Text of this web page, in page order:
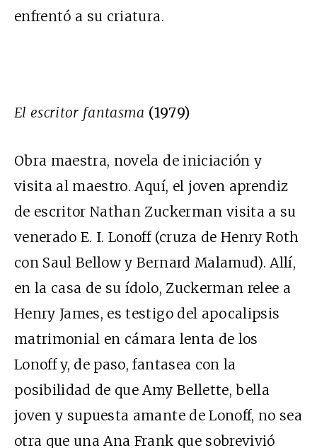
enfrentó a su criatura.
El escritor fantasma (1979)
Obra maestra, novela de iniciación y
visita al maestro. Aquí, el joven aprendiz
de escritor Nathan Zuckerman visita a su
venerado E. I. Lonoff (cruza de Henry Roth
con Saul Bellow y Bernard Malamud). Allí,
en la casa de su ídolo, Zuckerman relee a
Henry James, es testigo del apocalipsis
matrimonial en cámara lenta de los
Lonoff y, de paso, fantasea con la
posibilidad de que Amy Bellette, bella
joven y supuesta amante de Lonoff, no sea
otra que una Ana Frank que sobrevivió